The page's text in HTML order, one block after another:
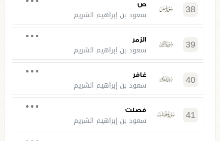
38 ص
سعود بن إبراهيم الشريم
39 الزمر
سعود بن إبراهيم الشريم
40 غافر
سعود بن إبراهيم الشريم
41 فصلت
سعود بن إبراهيم الشريم